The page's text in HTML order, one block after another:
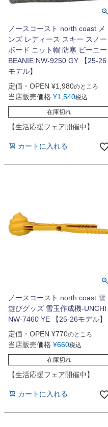
ノースコースト north coast メ
ンズ レディース スキー スノー
ボード ニット帽 防寒 ビーニー
BEANIE NW-9250 GY 【25-26
モデル】
定価・OPEN ¥1,980のところ
当店販売価格 ¥1,540税込
在庫切れ
【生活応援フェア開催中】
カートに入れる
ノースコースト north coast 雪
遊びグッズ 雪玉作成機-UNCHI
NW-7460 YE 【25-26モデル】
定価・OPEN ¥770のところ
当店販売価格 ¥660税込
在庫切れ
【生活応援フェア開催中】
カートに入れる